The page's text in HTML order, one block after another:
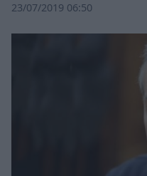
23/07/2019 06:50